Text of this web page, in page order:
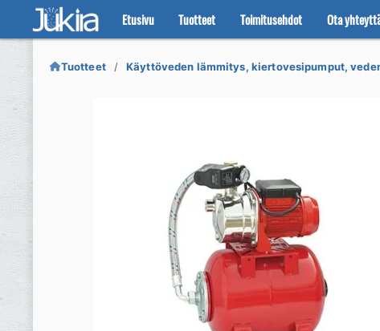
Etusivu Tuotteet Toimitusehdot Ota
Siirry
navigointiin
Siirry
sisältöön
Tuotteet Käyttöveden lämmitys, kiertovesipumput,